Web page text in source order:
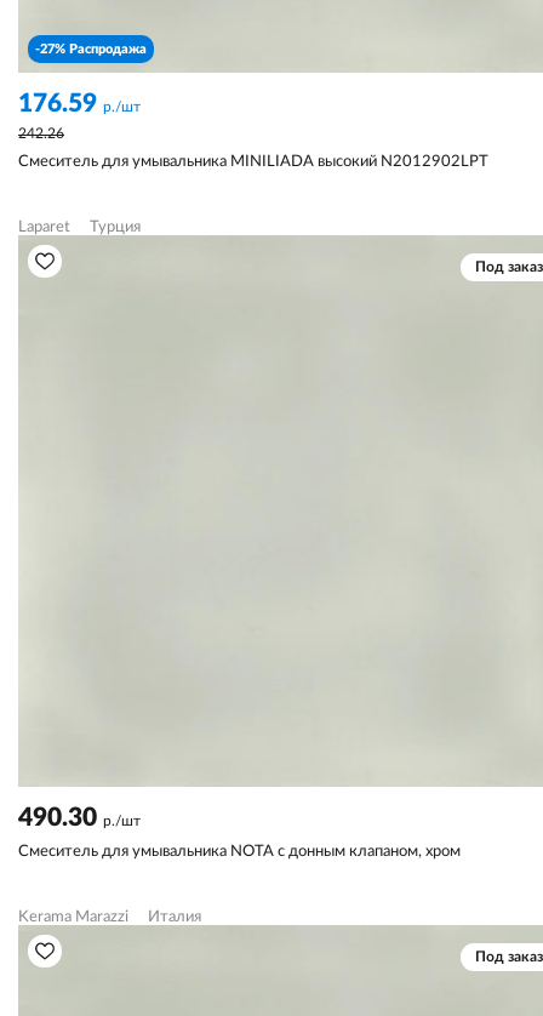
-27% Распродажа
176.59 р./шт
242.26
Смеситель для умывальника MINILIADA высокий N2012902LPT
Laparet Турция
Под заказ
490.30 р./шт
Смеситель для умывальника NOTA c донным клапаном, хром
Kerama Marazzi Италия
Под заказ